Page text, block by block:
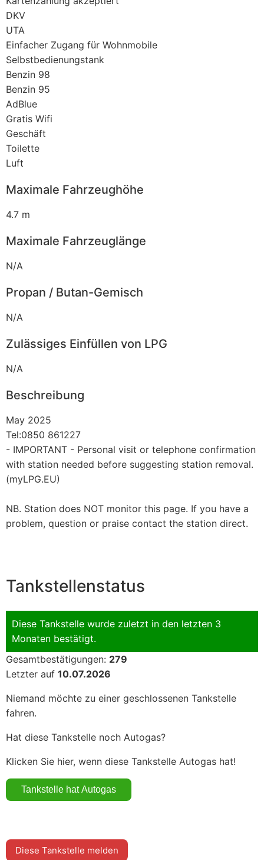
DKV
UTA
Einfacher Zugang für Wohnmobile
Selbstbedienungstank
Benzin 98
Benzin 95
AdBlue
Gratis Wifi
Geschäft
Toilette
Luft
Maximale Fahrzeughöhe
4.7 m
Maximale Fahrzeuglänge
N/A
Propan / Butan-Gemisch
N/A
Zulässiges Einfüllen von LPG
N/A
Beschreibung
May 2025
Tel:0850 861227
- IMPORTANT - Personal visit or telephone confirmation
with station needed before suggesting station removal.
(myLPG.EU)
NB. Station does NOT monitor this page. If you have a
problem, question or praise contact the station direct.
Tankstellenstatus
Diese Tankstelle wurde zuletzt in den letzten 3
Monaten bestätigt.
Gesamtbestätigungen: 279
Letzter auf 10.07.2026
Niemand möchte zu einer geschlossenen Tankstelle
fahren.
Hat diese Tankstelle noch Autogas?
Klicken Sie hier, wenn diese Tankstelle Autogas hat!
Diese Tankstelle melden